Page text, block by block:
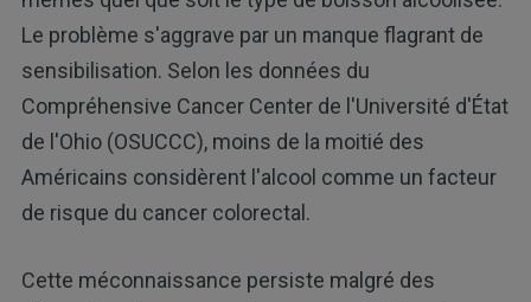
Le problème s'aggrave par un manque flagrant de
sensibilisation. Selon les données du
Compréhensive Cancer Center de l'Université d'État
de l'Ohio (OSUCCC), moins de la moitié des
Américains considèrent l'alcool comme un facteur
de risque du cancer colorectal.
Cette méconnaissance persiste malgré des